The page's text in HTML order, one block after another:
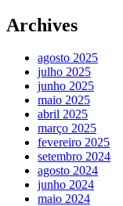
Archives
agosto 2025
julho 2025
junho 2025
maio 2025
abril 2025
março 2025
fevereiro 2025
setembro 2024
agosto 2024
junho 2024
maio 2024